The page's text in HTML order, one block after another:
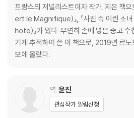
미셸 185
노아유 자작부인 191
부디노 206
마르샹 209
더글러스 쿠퍼 222
에티엔 페리에 244
펜로즈 259
프랑스의 저널리스트이자 작가. 지은 책
ert le Magnifique)』, 『사진 속 어린
hoto)』가 있다. 우연히 손에 넣은 중고 수
기게 추적하여 쓴 이 책으로, 2019년 르
보에 올랐다.
역 윤진
관심작가 알림신청